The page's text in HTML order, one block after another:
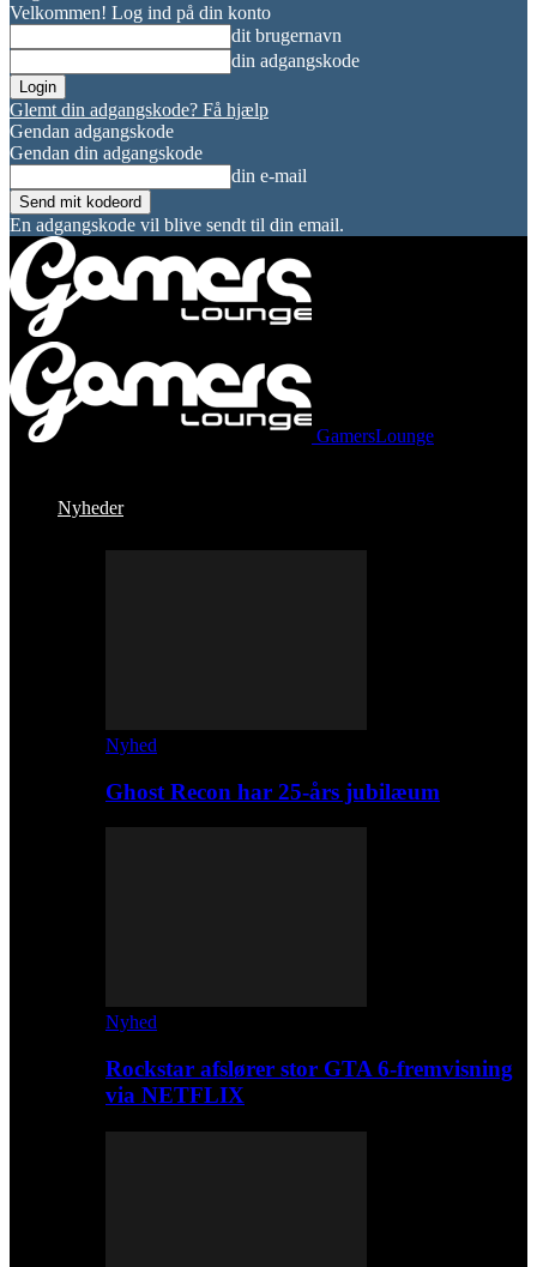
Velkommen! Log ind på din konto
dit brugernavn
din adgangskode
Glemt din adgangskode? Få hjælp
Gendan adgangskode
Gendan din adgangskode
din e-mail
En adgangskode vil blive sendt til din email.
GamersLounge
Nyheder
Nyhed
Ghost Recon har 25-års jubilæum
Nyhed
Rockstar afslører stor GTA 6-fremvisning
via NETFLIX